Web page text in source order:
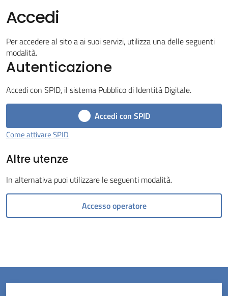
Servizi
Vivere
Borgo
on-
Accedi
Per accedere al sito a ai suoi servizi, utilizza una delle seguenti
modalità.
Autenticazione
Accedi con SPID, il sistema Pubblico di Identità Digitale.
Accedi con SPID
Come attivare SPID
Altre utenze
In alternativa puoi utilizzare le seguenti modalità.
Accesso operatore